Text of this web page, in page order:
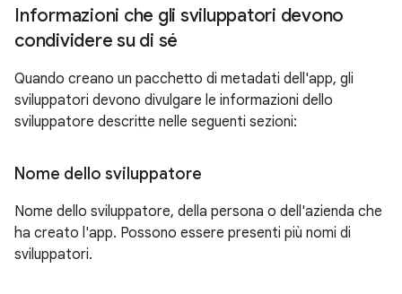
Informazioni che gli sviluppatori devono
condividere su di sé
Quando creano un pacchetto di metadati dell'app, gli
sviluppatori devono divulgare le informazioni dello
sviluppatore descritte nelle seguenti sezioni:
Nome dello sviluppatore
Nome dello sviluppatore, della persona o dell'azienda che
ha creato l'app. Possono essere presenti più nomi di
sviluppatori.